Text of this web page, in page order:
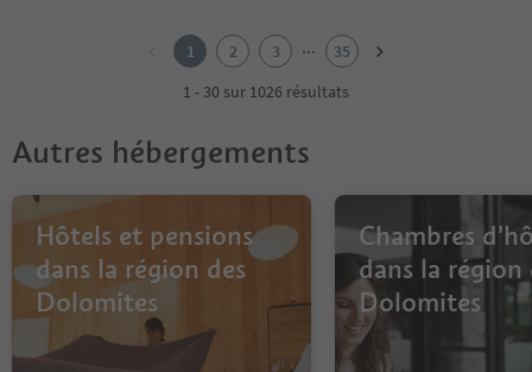
7
9
12
14
1 2 3 ...
35
1 - 30 sur 1026 résultats
Autres hébergements
Hôtels et pensions
dans la région des
Dolomites
Chambres
dans la région
Dolomites